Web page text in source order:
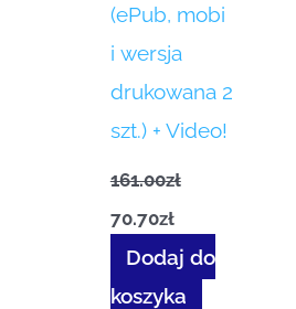
(ePub, mobi
i wersja
drukowana 2
szt.) + Video!
161.00zł
70.70zł
Dodaj do
koszyka